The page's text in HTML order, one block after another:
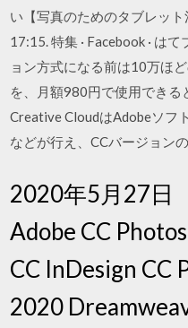
い【写真のためのタブレッ
17:15. 特集 · Facebook · は
ョン方式になる前は10万ほ
を、月額980円で使用できる
Creative CloudはAdobeソフ
などが行え、CCバージョン
2020年5月27日
Adobe CC
CC InDesign CC
2020